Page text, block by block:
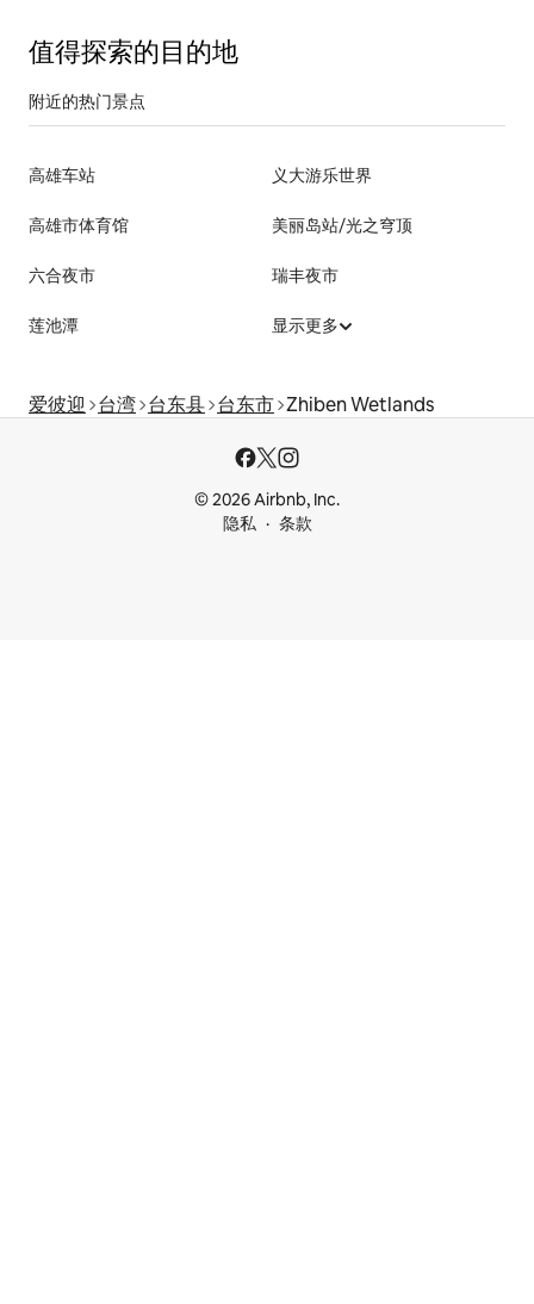
值得探索的目的地
附近的热门景点
高雄车站 义大游乐世界
高雄市体育馆 美丽岛站/光之穹顶
六合夜市 瑞丰夜市
莲池潭 显示更多
爱彼迎 台湾 台东县 台东市 Zhiben Wetlands
© 2026 Airbnb, Inc.
隐私
条款